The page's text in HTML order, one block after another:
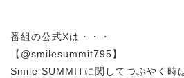
番組の公式Xは・・・
【@smilesummit795】
Smile SUMMITに関してつぶやく時